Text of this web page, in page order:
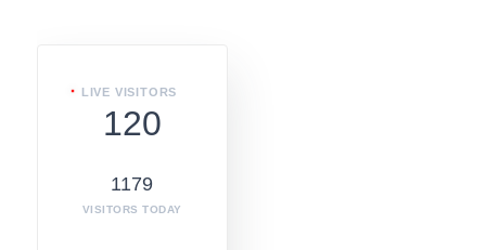
LIVE VISITORS
120
1179
VISITORS TODAY